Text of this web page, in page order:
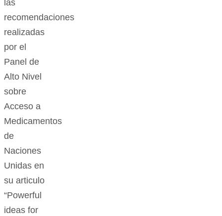
las
recomendaciones
realizadas
por el
Panel de
Alto Nivel
sobre
Acceso a
Medicamentos
de
Naciones
Unidas en
su articulo
“Powerful
ideas for